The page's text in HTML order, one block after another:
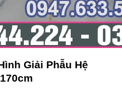
Giải Phẫu Hệ